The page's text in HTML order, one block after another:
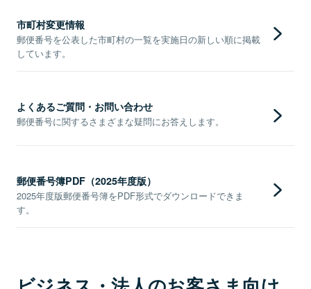
市町村変更情報
郵便番号を公表した市町村の一覧を実施日の新しい順に掲載
しています。
よくあるご質問・お問い合わせ
郵便番号に関するさまざまな疑問にお答えします。
郵便番号簿PDF（2025年度版）
2025年度版郵便番号簿をPDF形式でダウンロードできま
す。